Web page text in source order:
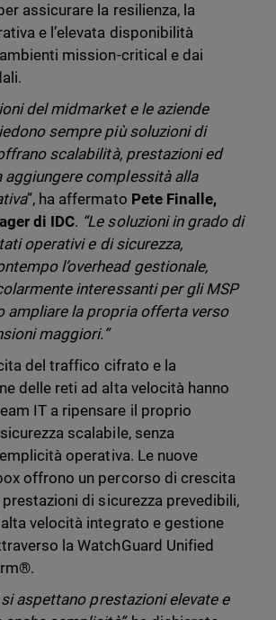
assicurare la resilienza, la
e l’elevata disponibilità
mission-critical e dai
del midmarket e le aziende
sempre più soluzioni di
scalabilità, prestazioni ed
aggiungere complessità alla
”, ha affermato Pete Finalle,
di IDC. “Le soluzioni in grado di
operativi e di sicurezza,
l’overhead gestionale,
interessanti per gli MSP
ampliare la propria offerta verso
maggiori.”
del traffico cifrato e la
delle reti ad alta velocità hanno
IT a ripensare il proprio
scalabile, senza
operativa. Le nuove
offrono un percorso di crescita
di sicurezza prevedibili,
velocità integrato e gestione
la WatchGuard Unified
aspettano prestazioni elevate e